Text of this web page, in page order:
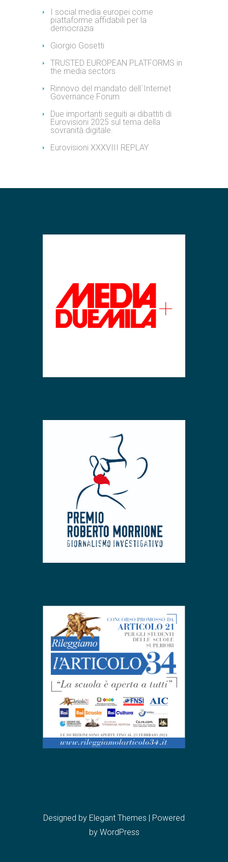
I social media europei come
piattaforme affidabili per la
democrazia
Giorgio Gosetti
TRUSTED EUROPEAN PLATFORMS in
the media sectors
Rinnovo del mandato dell´Internet
Governance Forum
Due importanti seguiti ai dibattiti di
Eurovisioni 2025 sul tema della
sovranità digitale.
Eurovisioni XXXVIII REPLAY
Designed by Elegant Themes | Powered
by WordPress